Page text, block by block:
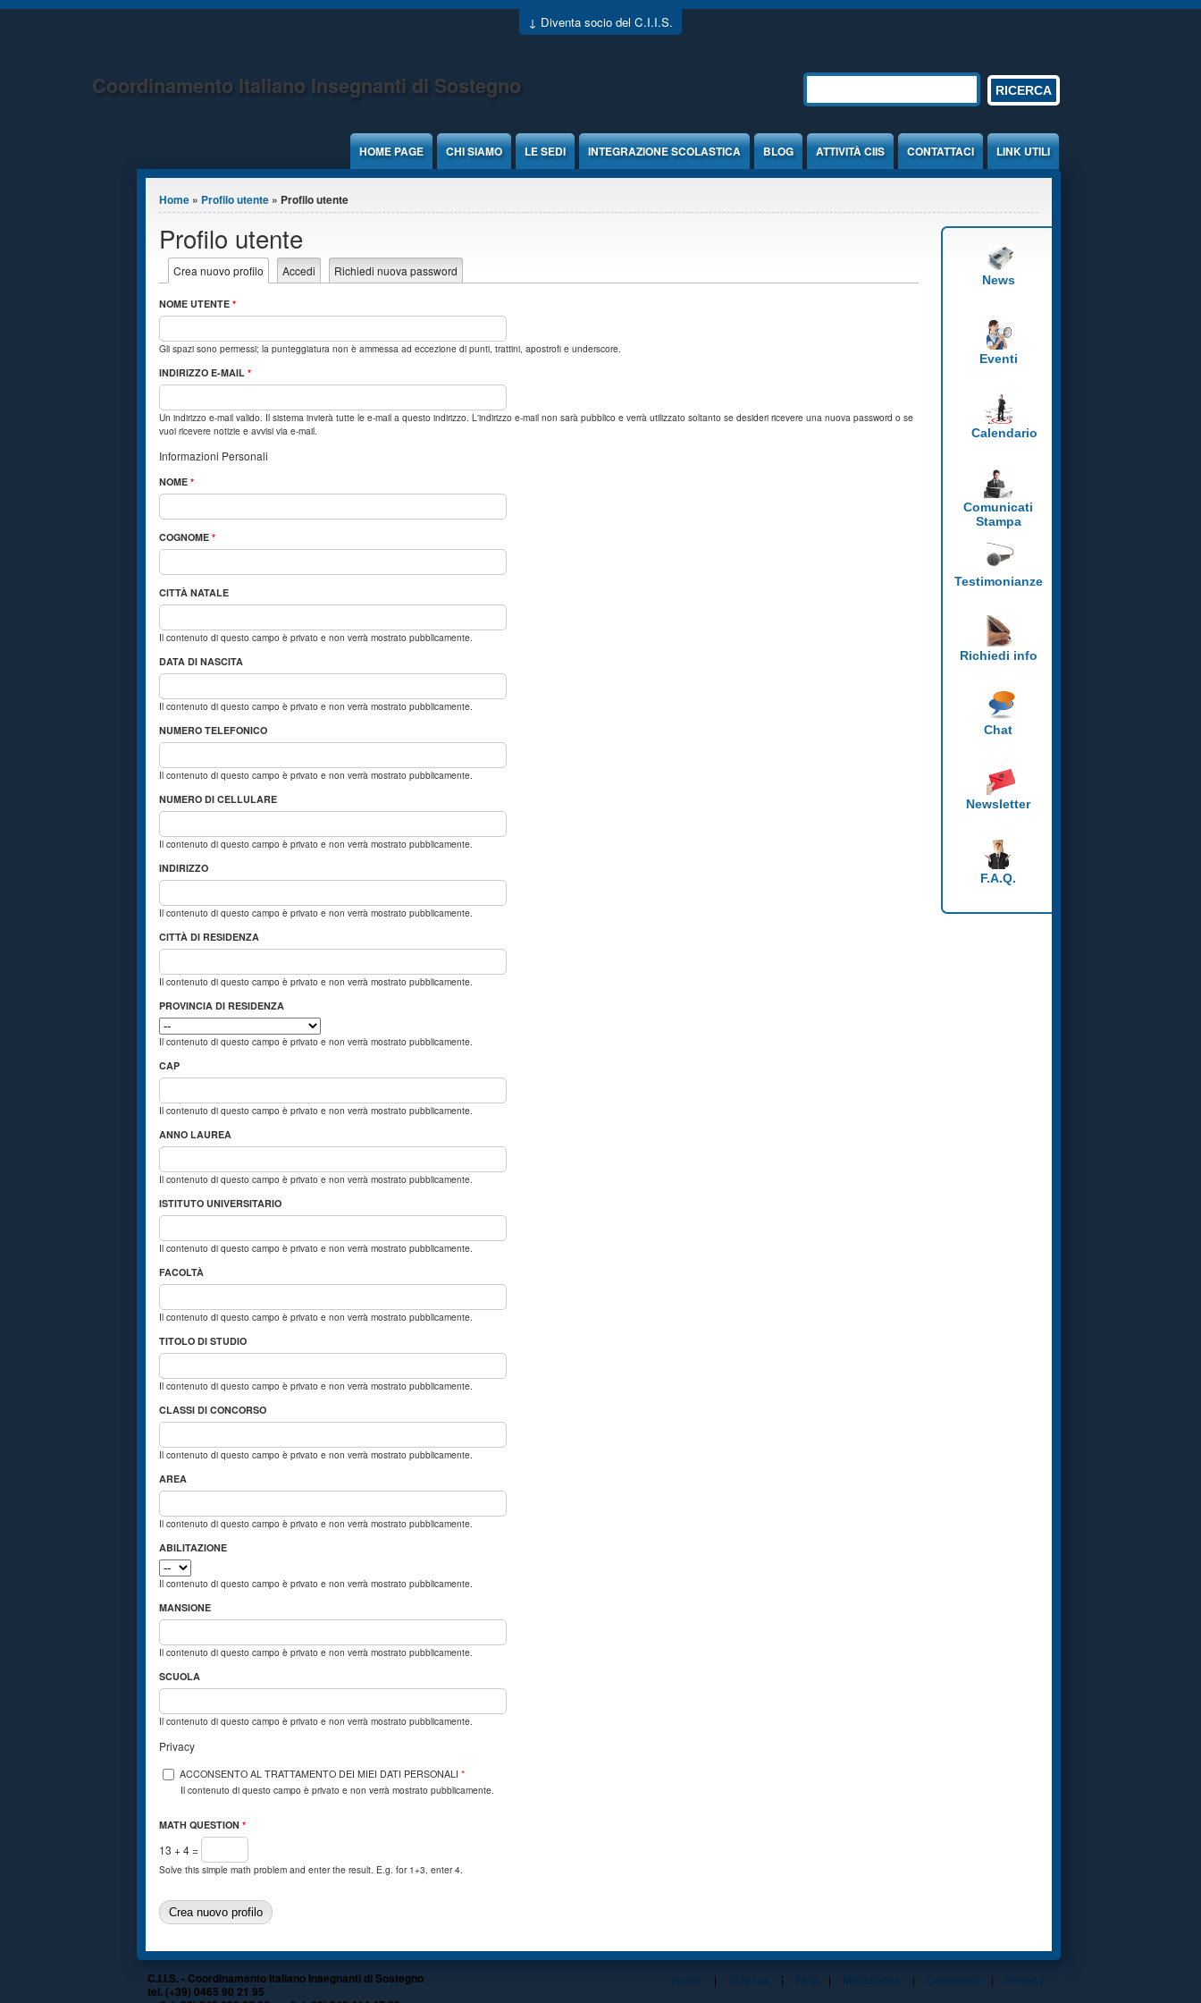
Jump to Content
↓ Diventa socio del C.I.I.S.
Coordinamento Italiano Insegnanti di Sostegno Form di ricerca
HOME PAGE CHI SIAMO LE SEDI INTEGRAZIONE SCOLASTICA BLOG ATTIVITÀ CIIS CONTATTACI LINK UTILI
Tu sei qui
Home » Profilo utente » Profilo utente
Profilo utente
Schede primarie
Crea nuovo profilo (scheda attiva)
Accedi Richiedi nuova password
NOME UTENTE *
Gli spazi sono permessi; la punteggiatura non è ammessa ad eccezione di punti, trattini, apostrofi e underscore.
INDIRIZZO E-MAIL *
Un indirizzo e-mail valido. Il sistema invierà tutte le e-mail a questo indirizzo. L'indirizzo e-mail non sarà pubblico e verrà utilizzato soltanto se desideri ricevere una nuova password o se
vuoi ricevere notizie e avvisi via e-mail.
Informazioni Personali
NOME *
COGNOME *
CITTÀ NATALE
Il contenuto di questo campo è privato e non verrà mostrato pubblicamente.
DATA DI NASCITA
Il contenuto di questo campo è privato e non verrà mostrato pubblicamente.
NUMERO TELEFONICO
Il contenuto di questo campo è privato e non verrà mostrato pubblicamente.
NUMERO DI CELLULARE
Il contenuto di questo campo è privato e non verrà mostrato pubblicamente.
INDIRIZZO
Il contenuto di questo campo è privato e non verrà mostrato pubblicamente.
CITTÀ DI RESIDENZA
Il contenuto di questo campo è privato e non verrà mostrato pubblicamente.
PROVINCIA DI RESIDENZA
Il contenuto di questo campo è privato e non verrà mostrato pubblicamente.
CAP
Il contenuto di questo campo è privato e non verrà mostrato pubblicamente.
ANNO LAUREA
Il contenuto di questo campo è privato e non verrà mostrato pubblicamente.
ISTITUTO UNIVERSITARIO
Il contenuto di questo campo è privato e non verrà mostrato pubblicamente.
FACOLTÀ
Il contenuto di questo campo è privato e non verrà mostrato pubblicamente.
TITOLO DI STUDIO
Il contenuto di questo campo è privato e non verrà mostrato pubblicamente.
CLASSI DI CONCORSO
Il contenuto di questo campo è privato e non verrà mostrato pubblicamente.
AREA
Il contenuto di questo campo è privato e non verrà mostrato pubblicamente.
ABILITAZIONE
Il contenuto di questo campo è privato e non verrà mostrato pubblicamente.
MANSIONE
Il contenuto di questo campo è privato e non verrà mostrato pubblicamente.
SCUOLA
Il contenuto di questo campo è privato e non verrà mostrato pubblicamente.
Privacy
ACCONSENTO AL TRATTAMENTO DEI MIEI DATI PERSONALI *
Il contenuto di questo campo è privato e non verrà mostrato pubblicamente.
MATH QUESTION *
13 + 4 =
Solve this simple math problem and enter the result. E.g. for 1+3, enter 4.
News
Eventi
Calendario
Comunicati
Stampa
Testimonianze
Richiedi info
Chat
Newsletter
F.A.Q.
C.I.I.S. - Coordinamento Italiano Insegnanti di Sostegno
tel. (+39) 0465 90 21 95
| | | | |